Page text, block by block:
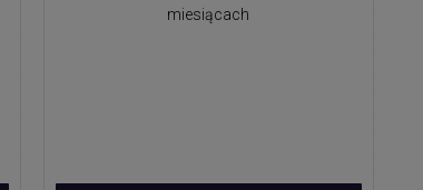
miesiącach